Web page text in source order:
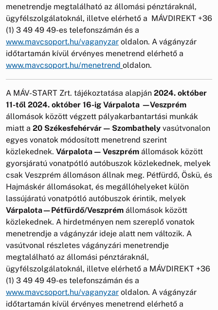
menetrendje megtalálható az állomási pénztáraknál,
ügyfélszolgálatoknál, illetve elérhető a MÁVDIREKT +36
(1) 3 49 49 49-es telefonszámán és a
www.mavcsoport.hu/vaganyzar oldalon. A vágányzár
időtartamán kívül érvényes menetrend elérhető a
www.mavcsoport.hu/menetrend oldalon.
A MÁV-START Zrt. tájékoztatása alapján 2024. október
11-től 2024. október 16-ig Várpalota —Veszprém
állomások között végzett pályakarbantartási munkák
miatt a 20 Székesfehérvár — Szombathely vasútvonalon
egyes vonatok módosított menetrend szerint
közlekednek. Várpalota — Veszprém állomások között
gyorsjáratú vonatpótló autóbuszok közlekednek, melyek
csak Veszprém állomáson állnak meg. Pétfürdő, Öskü, és
Hajmáskér állomásokat, és megállóhelyeket külön
lassújáratú vonatpótló autóbuszok érintik, melyek
Várpalota—Pétfürdő/Veszprém állomások között
közlekednek. A hirdetményen nem szereplő vonatok
menetrendje a vágányzár ideje alatt nem változik. A
vasútvonal részletes vágányzári menetrendje
megtalálható az állomási pénztáraknál,
ügyfélszolgálatoknál, illetve elérhető a MÁVDIREKT +36
(1) 3 49 49 49-es telefonszámán és a
www.mavcsoport.hu/vaganyzar oldalon. A vágányzár
időtartamán kívül érvényes menetrend elérhető a